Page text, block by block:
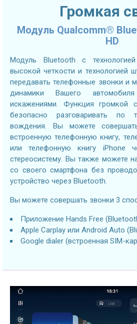
Громкая
Модуль Qualcomm®
HD
Модуль Bluetooth с
высокой четкости и технологией
передавать телефонные звонки и
динамики Вашего
искажениями. Функция громкой
безопасно разговаривать по
вождения. Вы можете
встроенную телефонную книгу,
или телефонную книгу iPhone
стереосистему. Вы также можете
со своего смартфона без
устройство через Bluetooth.
Вы можете совершать звонки 3
Приложение Hands Free
Apple Carplay или Android Auto
Google dialer (встроенная SIM-